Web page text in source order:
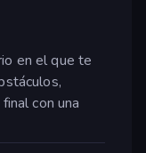
en el que te
con una